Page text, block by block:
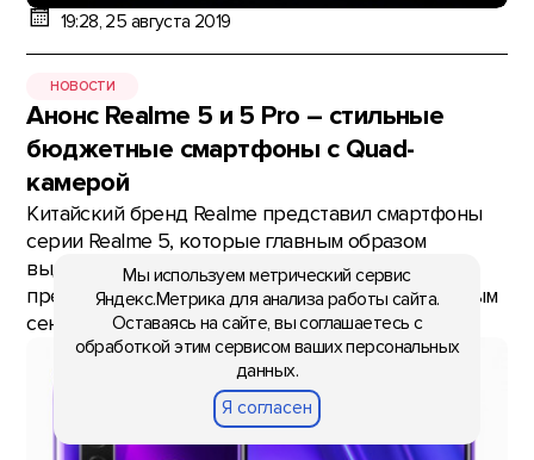
19:28, 25 августа 2019
НОВОСТИ
Анонс Realme 5 и 5 Pro – стильные
бюджетные смартфоны с Quad-
камерой
Китайский бренд Realme представил смартфоны
серии Realme 5, которые главным образом
выделяются камерами. Realme 5 и Realme 5 Pro
предлагают Quad-камеру с 8-Мп широкоугольным
сенсором с углом обзора
Мы используем метрический сервис
Яндекс.Метрика для анализа работы сайта.
Оставаясь на сайте, вы соглашаетесь с
обработкой этим сервисом ваших персональных
данных.
Я согласен